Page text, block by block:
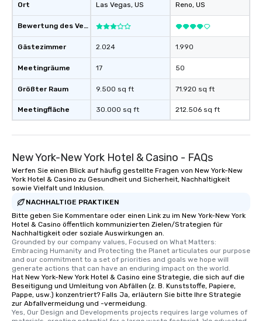
Ort
Bewertung des Veranstaltungsortes
Gästezimmer
Meetingräume
Größter Raum
Meetingfläche
Las Vegas, US
2.024
17
9.500 sq ft
30.000 sq ft
Reno, US
1.990
50
71.920 sq ft
212.506 sq ft
New York-New York Hotel & Casino - FAQs
Werfen Sie einen Blick auf häufig gestellte Fragen von New York-New
York Hotel & Casino zu Gesundheit und Sicherheit, Nachhaltigkeit
sowie Vielfalt und Inklusion.
NACHHALTIGE PRAKTIKEN
Bitte geben Sie Kommentare oder einen Link zu im New York-New York
Hotel & Casino öffentlich kommunizierten Zielen/Strategien für
Nachhaltigkeit oder soziale Auswirkungen an.
Grounded by our company values, Focused on What Matters:
Embracing Humanity and Protecting the Planet articulates our purpose
and our commitment to a set of priorities and goals we hope will
generate actions that can have an enduring impact on the world.
Hat New York-New York Hotel & Casino eine Strategie, die sich auf die
Beseitigung und Umleitung von Abfällen (z. B. Kunststoffe, Papiere,
Pappe, usw.) konzentriert? Falls Ja, erläutern Sie bitte Ihre Strategie
zur Abfallvermeidung und -vermeidung.
Yes, Our Design and Developments projects requires large volumes of